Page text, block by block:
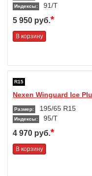
Индексы: 91/T
5 950 руб.*
В корзину
R15
Nexen Winguard Ice
Размер: 195/65 R15
Индексы: 95/T
4 970 руб.*
В корзину